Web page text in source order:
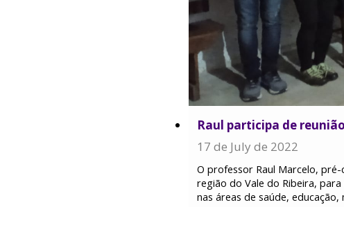
Raul participa de
17 de July de 2022
O professor Raul Marcelo,
região do Vale do Ribeira,
nas áreas de saúde,